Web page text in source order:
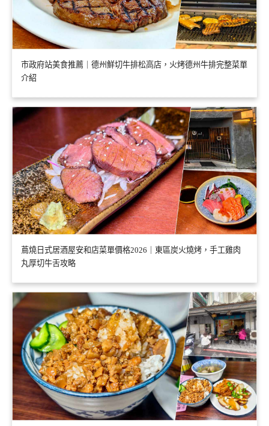
市政府站美食推薦｜德州鮮切牛排松高店，火烤德州牛排完整菜單
介紹
蔦燒日式居酒屋安和店菜單價格2026｜東區炭火燒烤，手工雞肉
丸厚切牛舌攻略